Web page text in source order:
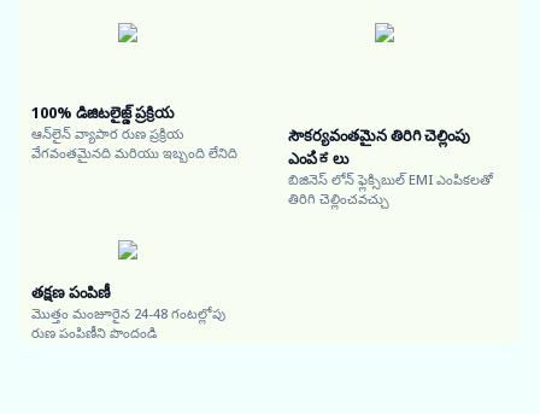
100% డిజిటలైజ్డ్ ప్రక్రియ
ఆన్‌లైన్ వ్యాపార రుణ ప్రక్రియ
వేగవంతమైనది మరియు ఇబ్బంది లేనిది
సౌకర్యవంతమైన తిరిగి చెల్లింపు
ఎంపಿಕలు
బిజినెస్ లోన్ ఫ్లెక్సిబుల్ EMI ఎంపికలతో
తిరిగి చెల్లించవచ్చు
తక్షణ పంపిణీ
మొత్తం మంజూరైన 24-48 గంటల్లోపు
రుణ పంపిణీని పొందండి